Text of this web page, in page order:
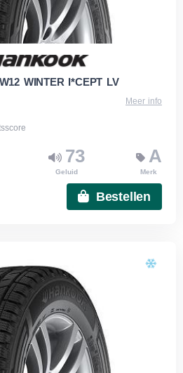
WINTER I*CEPT LV
Meer info
73
Geluid
A
Merk
Bestellen